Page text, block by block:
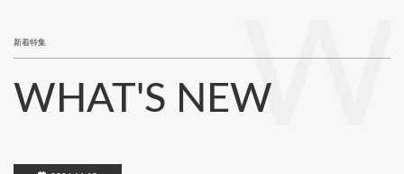
新着特集
WHAT'S NEW